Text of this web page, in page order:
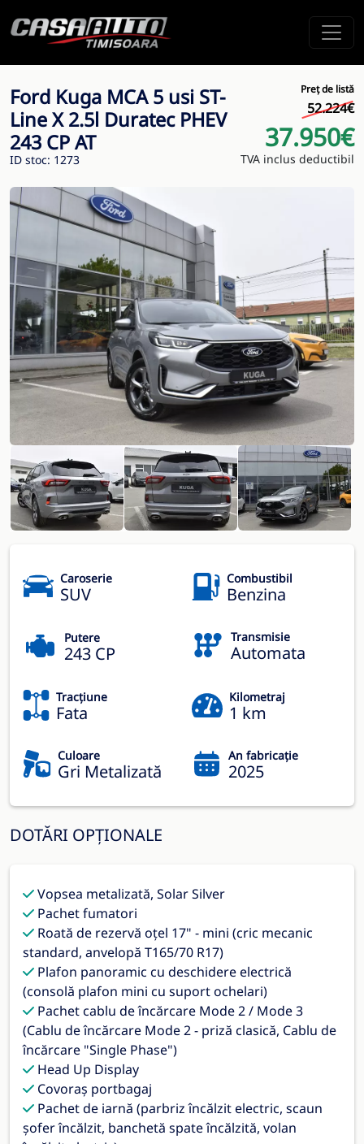
Ford Kuga MCA 5 usi ST-
Line X 2.5l Duratec PHEV
243 CP AT
ID stoc: 1273
Preț de listă
52.224€
37.950€
TVA inclus deductibil
Caroserie
SUV
Combustibil
Benzina
Putere
243 CP
Transmisie
Automata
Tracțiune
Fata
Kilometraj
1 km
Culoare
Gri Metalizată
An fabricație
2025
DOTĂRI OPȚIONALE
Vopsea metalizată, Solar Silver
Pachet fumatori
Roată de rezervă oțel 17" - mini (cric mecanic
standard, anvelopă T165/70 R17)
Plafon panoramic cu deschidere electrică
(consolă plafon mini cu suport ochelari)
Pachet cablu de încărcare Mode 2 / Mode 3
(Cablu de încărcare Mode 2 - priză clasică, Cablu de
încărcare "Single Phase")
Head Up Display
Covoraș portbagaj
Pachet de iarnă (parbriz încălzit electric, scaun
șofer încălzit, banchetă spate încălzită, volan